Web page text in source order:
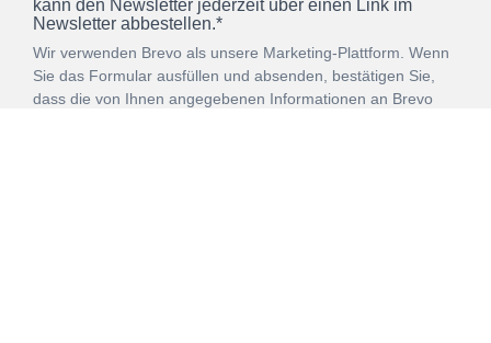
kann den Newsletter jederzeit über einen Link im
Newsletter abbestellen.*
Wir verwenden Brevo als unsere Marketing-Plattform. Wenn
Sie das Formular ausfüllen und absenden, bestätigen Sie,
dass die von Ihnen angegebenen Informationen an Brevo